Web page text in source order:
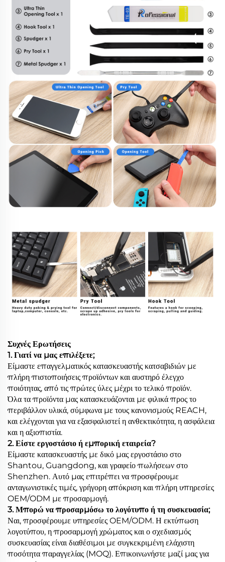
Συχνές Ερωτήσεις
1. Γιατί να μας επιλέξετε;
Είμαστε επαγγελματικός κατασκευαστής κατσαβιδιών με
πλήρη πιστοποιήσεις προϊόντων και αυστηρό έλεγχο
ποιότητας, από τις πρώτες ύλες μέχρι το τελικό προϊόν.
Όλα τα προϊόντα μας κατασκευάζονται με φιλικά προς το
περιβάλλον υλικά, σύμφωνα με τους κανονισμούς REACH,
και ελέγχονται για να εξασφαλιστεί η ανθεκτικότητα, η ασφάλεια
και η αξιοπιστία.
2. Είστε εργοστάσιο ή εμπορική εταιρεία?
Είμαστε κατασκευαστής με δικό μας εργοστάσιο στο
Shantou, Guangdong, και γραφείο πωλήσεων στο
Shenzhen. Αυτό μας επιτρέπει να προσφέρουμε
ανταγωνιστικές τιμές, γρήγορη απόκριση και πλήρη υπηρεσίες
OEM/ODM με προσαρμογή.
3. Μπορώ να προσαρμόσω το λογότυπο ή τη συσκευασία;
Ναι, προσφέρουμε υπηρεσίες OEM/ODM. Η εκτύπωση
λογοτύπου, η προσαρμογή χρώματος και ο σχεδιασμός
συσκευασίας είναι διαθέσιμοι με συγκεκριμένη ελάχιστη
ποσότητα παραγγελίας (MOQ). Επικοινωνήστε μαζί μας για